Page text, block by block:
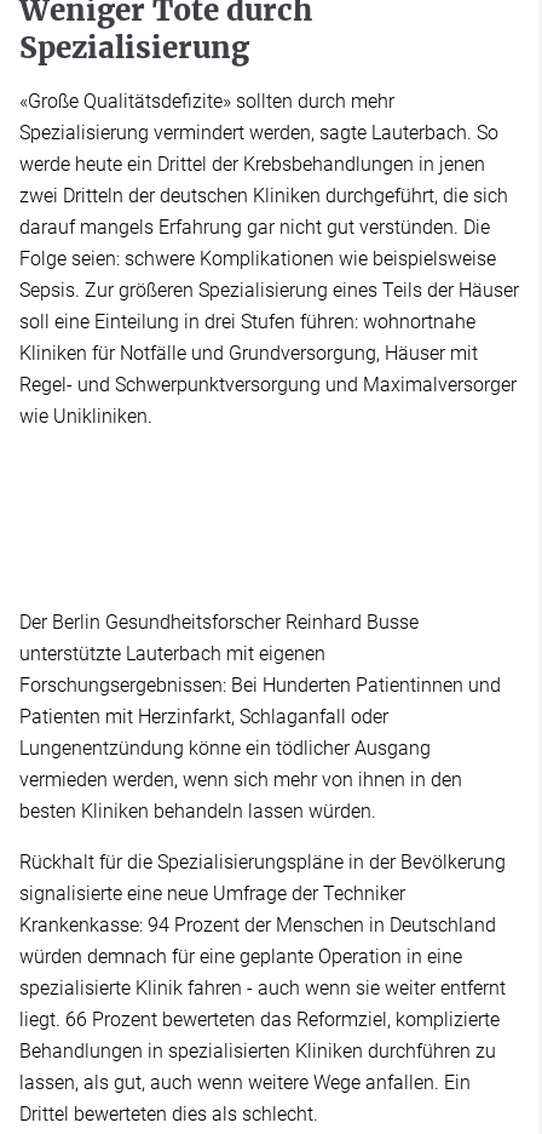
Weniger Tote durch
Spezialisierung
«Große Qualitätsdefizite» sollten durch mehr
Spezialisierung vermindert werden, sagte Lauterbach. So
werde heute ein Drittel der Krebsbehandlungen in jenen
zwei Dritteln der deutschen Kliniken durchgeführt, die sich
darauf mangels Erfahrung gar nicht gut verstünden. Die
Folge seien: schwere Komplikationen wie beispielsweise
Sepsis. Zur größeren Spezialisierung eines Teils der Häuser
soll eine Einteilung in drei Stufen führen: wohnortnahe
Kliniken für Notfälle und Grundversorgung, Häuser mit
Regel- und Schwerpunktversorgung und Maximalversorger
wie Unikliniken.
Der Berlin Gesundheitsforscher Reinhard Busse
unterstützte Lauterbach mit eigenen
Forschungsergebnissen: Bei Hunderten Patientinnen und
Patienten mit Herzinfarkt, Schlaganfall oder
Lungenentzündung könne ein tödlicher Ausgang
vermieden werden, wenn sich mehr von ihnen in den
besten Kliniken behandeln lassen würden.
Rückhalt für die Spezialisierungspläne in der Bevölkerung
signalisierte eine neue Umfrage der Techniker
Krankenkasse: 94 Prozent der Menschen in Deutschland
würden demnach für eine geplante Operation in eine
spezialisierte Klinik fahren - auch wenn sie weiter entfernt
liegt. 66 Prozent bewerteten das Reformziel, komplizierte
Behandlungen in spezialisierten Kliniken durchführen zu
lassen, als gut, auch wenn weitere Wege anfallen. Ein
Drittel bewerteten dies als schlecht.